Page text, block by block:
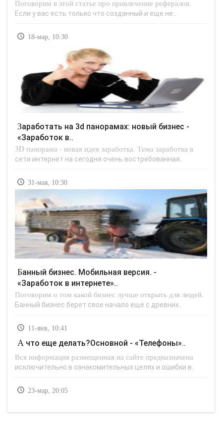
Поговорим в этой статье про привлечение рефералов.
Если у вас есть только что созданный и еще не..
18-мар, 10:30
Заработать на 3d панорамах: новый бизнес -
«Заработок в..
3D панорама - новая идея заработка. Тема заработка в
сети интернет на сегодня очень востребованная..
31-мая, 10:30
Банный бизнес. Мобильная версия. -
«Заработок в интернете»..
Поговорим о том какой бизнес лучше открыть для людей.
Банный бизнес берет свое начало еще с древних..
11-янв, 10:41
А что еще делать?Основной - «Телефоны»..
Вся информация размещенная на сайте предназначена
исключительно в ознакомительных целях и ошибки в..
23-мар, 20:05